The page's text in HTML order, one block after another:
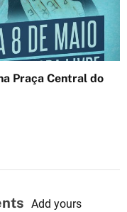
Praça Central do
Add yours